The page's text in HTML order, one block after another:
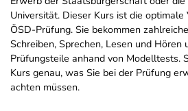
Universität. Dieser Kurs ist die
ÖSD-Prüfung. Sie bekommen
Schreiben, Sprechen, Lesen und Hören
Prüfungsteile anhand von Modelltests.
Kurs genau, was Sie bei der Prüfung
achten müssen.